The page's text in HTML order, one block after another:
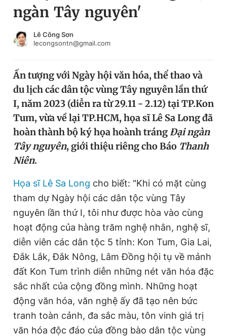
Chuyên mục khác
Chào ngày mới
Tin thị trường
Video Magazine
Sản phẩm khác
Tiện ích Bạn cần biết
Thông tin tòa soạn Liên hệ quảng cáo
Đọc Thanh Niên trên điện thoại
Tin đã xem
Đăng xuất
ngàn Tây nguyên'
Lê Công Sơn
lecongsontn@gmail.com
Ấn tượng với Ngày hội văn hóa, thể thao và
du lịch các dân tộc vùng Tây nguyên lần thứ
I, năm 2023 (diễn ra từ 29.11 - 2.12) tại TP.Kon
Tum, vừa về lại TP.HCM, họa sĩ Lê Sa Long đã
hoàn thành bộ ký họa hoành trángĐại ngàn
Tây nguyên, giới thiệu riêng cho Báo Thanh
Niên.
Họa sĩ Lê Sa Long cho biết: "Khi có mặt cùng
tham dự Ngày hội các dân tộc vùng Tây
nguyên lần thứ I, tôi như được hòa vào cùng
hoạt động của hàng trăm nghệ nhân, nghệ sĩ,
diễn viên các dân tộc 5 tỉnh: Kon Tum, Gia Lai,
Đắk Lắk, Đắk Nông, Lâm Đồng hội tụ về mảnh
đất Kon Tum trình diễn những nét văn hóa đặc
sắc nhất của cộng đồng mình. Những hoạt
động văn hóa, văn nghệ ấy đã tạo nên bức
tranh toàn cảnh, đa sắc màu, tôn vinh giá trị
văn hóa độc đáo của đồng bào dân tộc vùng